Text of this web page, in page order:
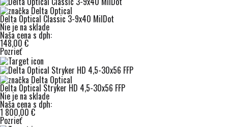
Delta Optical Classic 3-9x40 MilDot
Nie je na sklade
Naša cena s dph:
148,00 €
Pozrieť
Delta Optical Stryker HD 4,5-30x56 FFP
Nie je na sklade
Naša cena s dph:
1 800,00 €
Pozrieť